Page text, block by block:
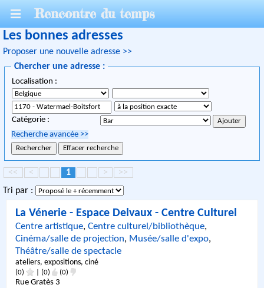
Rencontre du temps
Les bonnes adresses
Proposer une nouvelle adresse >>
Chercher une adresse :
Localisation :
Catégorie :
Recherche avancée >>
<< < 1 >
>>
Tri par :
La Vénerie - Espace Delvaux - Centre Culturel
Centre artistique,Centre culturel/bibliothèque,
Cinéma/salle de projection, Musée/salle d'expo,
Théâtre/salle de spectacle
ateliers, expositions, ciné
(0) (0) (0)
Rue Gratès 3